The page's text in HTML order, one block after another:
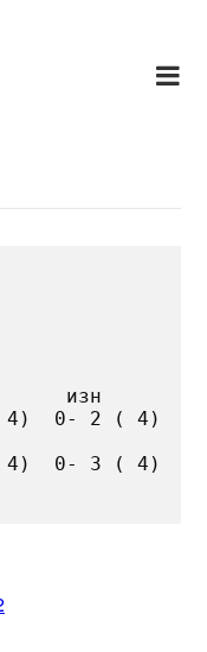
изн
0- 2 ( 4)
0- 3 ( 4)